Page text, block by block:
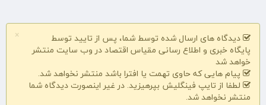
×
دیدگاه های ارسال شده توسط شما، پس از تایید توسط
پایگاه خبری و اطلاع رسانی مقیاس اقتصاد در وب سایت منتشر
خواهد شد
پیام هایی که حاوی تهمت یا افترا باشد منتشر نخواهد شد.
لطفا از تایپ فینگلیش بپرهیزید. در غیر اینصورت دیدگاه شما
منتشر نخواهد شد.